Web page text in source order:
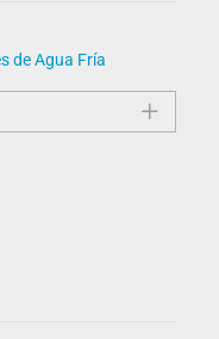
de Agua Fría